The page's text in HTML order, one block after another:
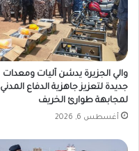
والي الجزيرة يدشن آليات ومعدات
جديدة لتعزيز جاهزية الدفاع المدني
لمجابهة طوارئ الخريف
أغسطس 6, 2026